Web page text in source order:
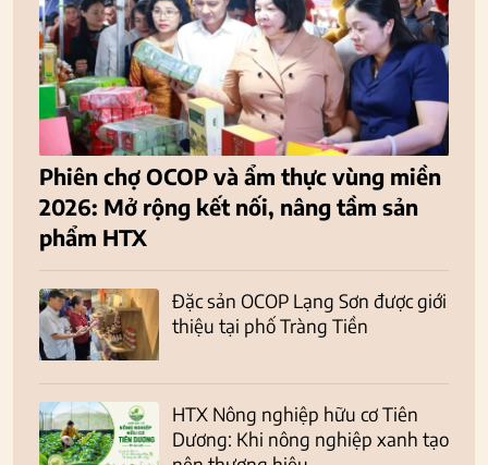
Phiên chợ OCOP và ẩm thực vùng miền
2026: Mở rộng kết nối, nâng tầm sản
phẩm HTX
Đặc sản OCOP Lạng Sơn được giới
thiệu tại phố Tràng Tiền
HTX Nông nghiệp hữu cơ Tiên
Dương: Khi nông nghiệp xanh tạo